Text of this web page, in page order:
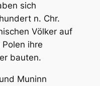
sich
n. Chr.
Völker auf
ihre
bauten.
Muninn